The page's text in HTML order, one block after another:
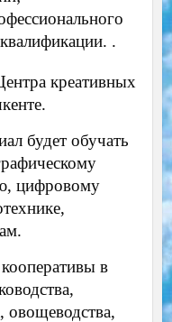
.
креативных
будет обучать
цифровому
в
овощеводства,